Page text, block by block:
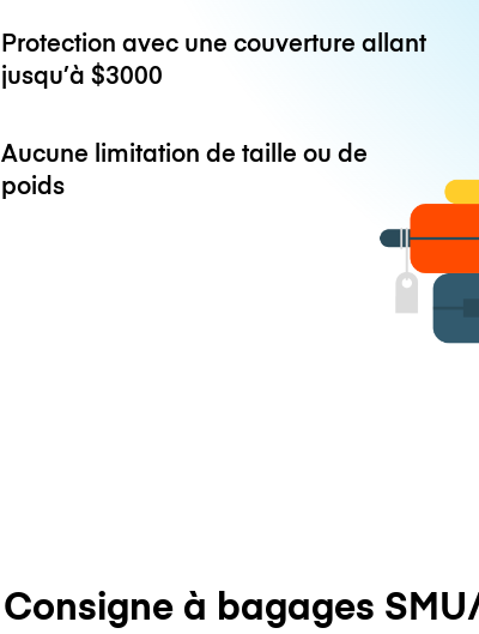
Protection avec une couverture allant
jusqu’à$3000
Aucune limitation de taille ou de
poids
Consigne à bagages